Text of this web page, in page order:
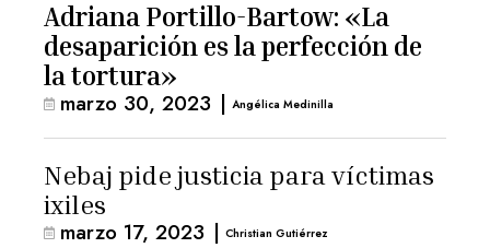
Adriana Portillo-Bartow: «La
desaparición es la perfección de
la tortura»
marzo 30, 2023 | Angélica Medinilla
Nebaj pide justicia para víctimas
ixiles
marzo 17, 2023 | Christian Gutiérrez